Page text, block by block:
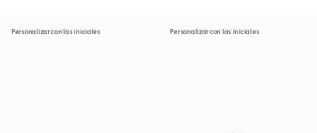
Personalizar con las iniciales Personalizar con las iniciales